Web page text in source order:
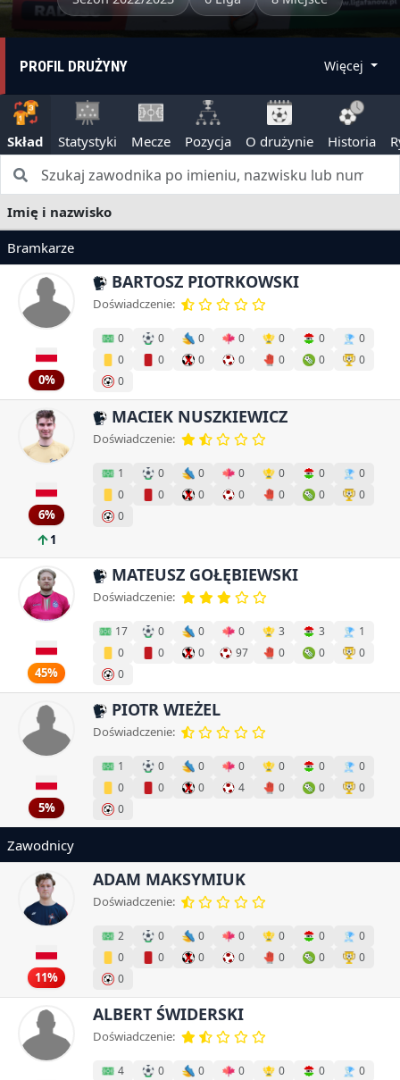
PROFIL DRUŻYNY Więcej
Skład Statystyki Mecze Pozycja O drużynie Historia
Imię i nazwisko
Bramkarze
0%
BARTOSZ PIOTRKOWSKI
Doświadczenie:
0 0 0 0 0 0
0
0
0 0 0 0 0
0
0
6%
1
MACIEK NUSZKIEWICZ
Doświadczenie:
1 0 0 0 0 0
0
0
0 0 0 0 0
0
0
45%
MATEUSZ GOŁĘBIEWSKI
Doświadczenie:
17 0 0 0 3 3
1
0
0 0 97 0 0
0
0
5%
PIOTR WIEŻEL
Doświadczenie:
1 0 0 0 0 0
0
0
0 0 4 0 0
0
0
Zawodnicy
11%
ADAM MAKSYMIUK
Doświadczenie:
2 0 0 0 0 0
0
0
0 0 0 0 0
0
0
ALBERT ŚWIDERSKI
Doświadczenie:
4 0 0 0 0 0
0